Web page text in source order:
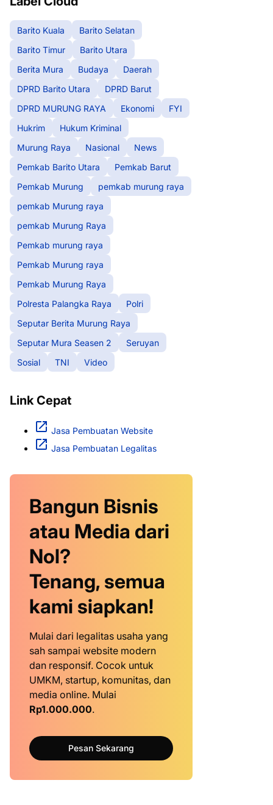
Barito Kuala
Barito Selatan
Barito Timur
Barito Utara
Berita Mura
Budaya
Daerah
DPRD Barito Utara
DPRD Barut
DPRD MURUNG RAYA
Ekonomi
FYI
Hukrim
Hukum Kriminal
Murung Raya
Nasional
News
Pemkab Barito Utara
Pemkab Barut
Pemkab Murung
pemkab murung raya
pemkab Murung raya
pemkab Murung Raya
Pemkab murung raya
Pemkab Murung raya
Pemkab Murung Raya
Polresta Palangka Raya
Polri
Seputar Berita Murung Raya
Seputar Mura Seasen 2
Seruyan
Sosial
TNI Video
Link Cepat
Jasa Pembuatan Website
Jasa Pembuatan Legalitas
Bangun Bisnis
atau Media dari
Nol?
Tenang, semua
kami siapkan!
Mulai dari legalitas usaha yang
sah sampai website modern
dan responsif. Cocok untuk
UMKM, startup, komunitas, dan
media online. Mulai
Rp1.000.000.
Pesan Sekarang